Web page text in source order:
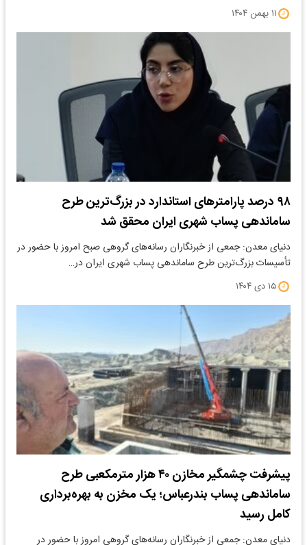
۱۱ بهمن ۱۴۰۴
۹۸ درصد پارامترهای استاندارد در بزرگ‌ترین طرح
ساماندهی پساب شهری ایران محقق شد
دنیای معدن: جمعی از خبرنگاران رسانه‌های گروهی صبح امروز با حضور در
تأسیسات بزرگ‌ترین طرح ساماندهی پساب شهری ایران در…
۱۵ دی ۱۴۰۴
پیشرفت چشمگیر مخازن ۴۰ هزار مترمکعبی طرح
ساماندهی پساب بندرعباس؛ یک مخزن به بهره‌برداری
کامل رسید
دنیای معدن: جمعی از خبرنگاران رسانه‌های گروهی امروز با حضور در